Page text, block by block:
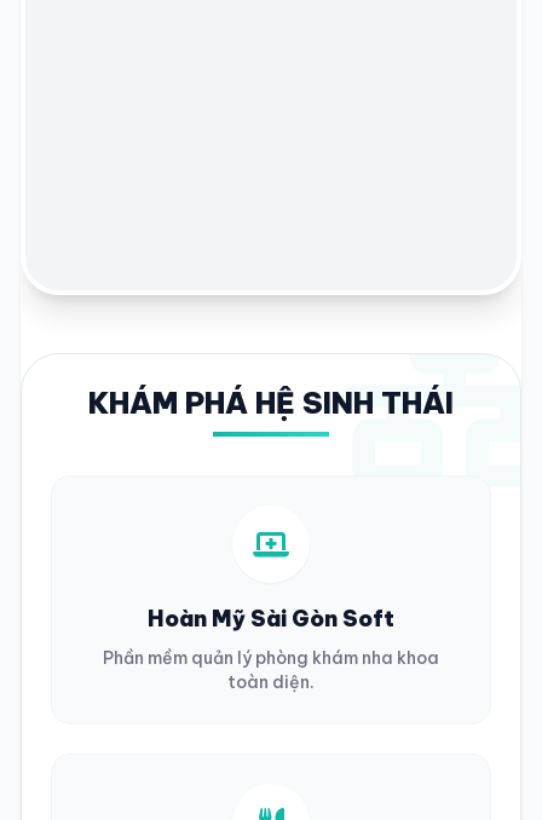
KHÁM PHÁ HỆ SINH THÁI
Hoàn Mỹ Sài Gòn Soft
Phần mềm quản lý phòng khám nha khoa
toàn diện.